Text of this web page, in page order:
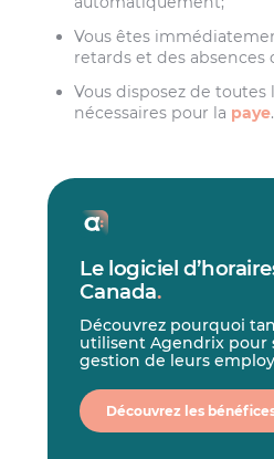
Vous êtes
retards et des absences
Vous disposez de
nécessaires pour la paye.
Le logiciel
Canada.
Découvrez pourquoi
utilisent Agendrix pour
gestion de leurs
Découvrez les